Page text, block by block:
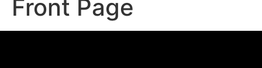
Front Page